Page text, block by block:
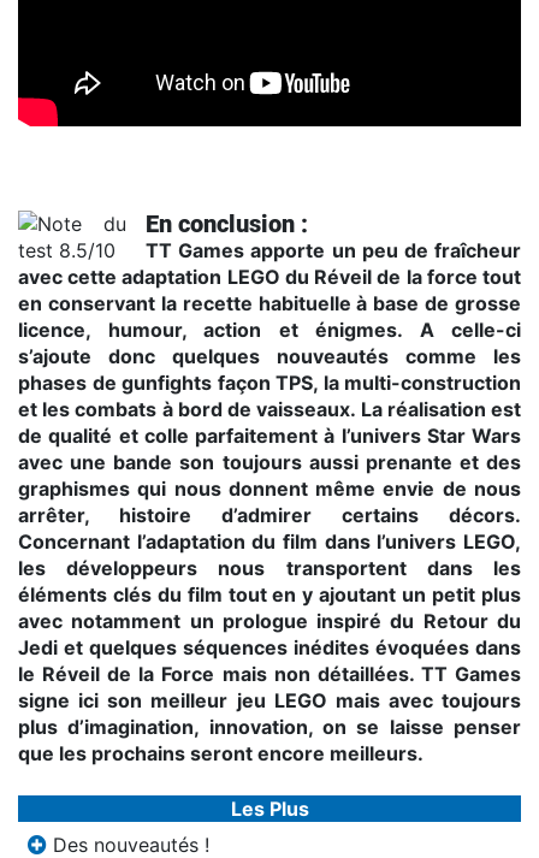
En conclusion :
TT Games apporte un peu de fraîcheur
avec cette adaptation LEGO du Réveil de la force tout
en conservant la recette habituelle à base de grosse
licence, humour, action et énigmes. A celle-ci
s’ajoute donc quelques nouveautés comme les
phases de gunfights façon TPS, la multi-construction
et les combats à bord de vaisseaux. La réalisation est
de qualité et colle parfaitement à l’univers Star Wars
avec une bande son toujours aussi prenante et des
graphismes qui nous donnent même envie de nous
arrêter, histoire d’admirer certains décors.
Concernant l’adaptation du film dans l’univers LEGO,
les développeurs nous transportent dans les
éléments clés du film tout en y ajoutant un petit plus
avec notamment un prologue inspiré du Retour du
Jedi et quelques séquences inédites évoquées dans
le Réveil de la Force mais non détaillées. TT Games
signe ici son meilleur jeu LEGO mais avec toujours
plus d’imagination, innovation, on se laisse penser
que les prochains seront encore meilleurs.
Les Plus
Des nouveautés !